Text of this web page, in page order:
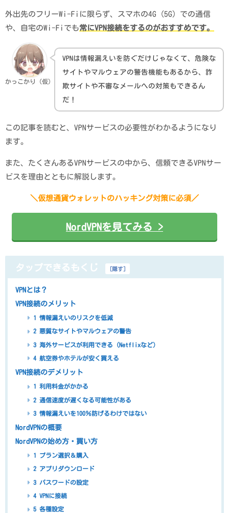
外出先のフリーWi-Fiに限らず、スマホの4G（5G）での通信
や、自宅のWi-Fiでも常にVPN接続をするのがおすすめです。
かっこかり（仮）
VPNは情報漏えいを防ぐだけじゃなくて、危険な
サイトやマルウェアの警告機能もあるから、詐
欺サイトや不審なメールへの対策もできるん
だ！
この記事を読むと、VPNサービスの必要性がわかるようになり
ます。
また、たくさんあるVPNサービスの中から、信頼できるVPNサー
ビスを理由とともに解説します。
＼仮想通貨ウォレットのハッキング対策に必須／
NordVPNを見てみる >
タップできるもくじ [隠す]
VPNとは？
VPN接続のメリット
1 情報漏えいのリスクを低減
2 悪質なサイトやマルウェアの警告
3 海外サービスが利用できる（Netflixなど）
4 航空券やホテルが安く買える
VPN接続のデメリット
1 利用料金がかかる
2 通信速度が遅くなる可能性がある
3 情報漏えいを100％防げるわけではない
NordVPNの概要
NordVPNの始め方・買い方
1 プラン選択＆購入
2 アプリダウンロード
3 パスワードの設定
4 VPNに接続
5 各種設定